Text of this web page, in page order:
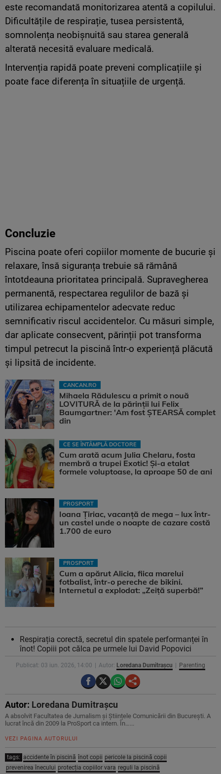
este recomandată monitorizarea atentă a copilului.
Dificultățile de respirație, tusea persistentă,
somnolența neobișnuită sau starea generală
alterată necesită evaluare medicală.
Intervenția rapidă poate preveni complicațiile și
poate face diferența în situațiile de urgență.
Concluzie
Piscina poate oferi copiilor momente de bucurie și
relaxare, însă siguranța trebuie să rămână
întotdeauna prioritatea principală. Supravegherea
permanentă, respectarea regulilor de bază și
utilizarea echipamentelor adecvate reduc
semnificativ riscul accidentelor. Cu măsuri simple,
dar aplicate consecvent, părinții pot transforma
timpul petrecut la piscină într-o experiență plăcută
și lipsită de incidente.
CANCAN.RO
Mihaela Rădulescu a primit o nouă
LOVITURĂ de la părinții lui Felix
Baumgartner: 'Am fost ȘTEARSĂ complet
din
CE SE ÎNTÂMPLĂ DOCTORE
Cum arată acum Julia Chelaru, fosta
membră a trupei Exotic! Și-a etalat
formele voluptoase, la aproape 50 de ani
PROSPORT
Ioana Țiriac, vacanță de mega – lux într-
un castel unde o noapte de cazare costă
1.700 de euro
PROSPORT
Cum a apărut Alicia, fiica marelui
fotbalist, într-o pereche de bikini.
Internetul a explodat: „Zeiță superbă!”
Respirația corectă, secretul din spatele performanței în
înot! Copiii pot călca pe urmele lui David Popovici
Publicat: 03 iun. 2026, 14:00 Autor: Loredana Dumitrașcu Parenting
Autor: Loredana Dumitrașcu
A absolvit Facultatea de Jurnalism și Științele Comunicării din București. A
lucrat încă din 2009 la ProSport ca intern. În…...
VEZI PAGINA AUTORULUI
tags: accidente în piscină înot copii pericole la piscină copii
prevenirea înecului protecția copiilor vara reguli la piscină